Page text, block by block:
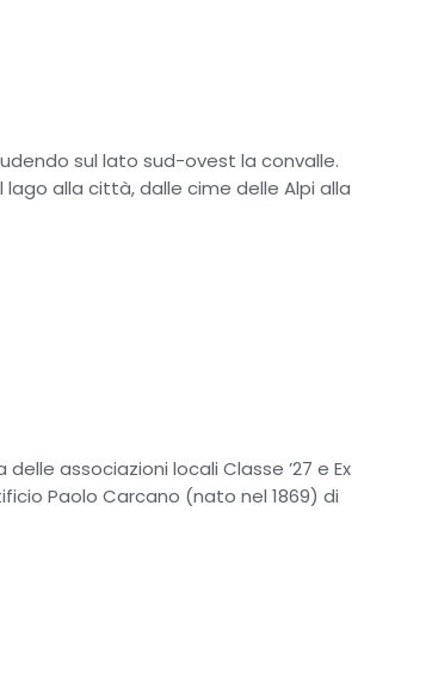
sul lato sud-ovest la convalle.
alla città, dalle cime delle Alpi alla
associazioni locali Classe ’27 e Ex
Paolo Carcano (nato nel 1869) di